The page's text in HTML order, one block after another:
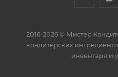
2016-2026 © Мистер
кондитерских
инвентаря и